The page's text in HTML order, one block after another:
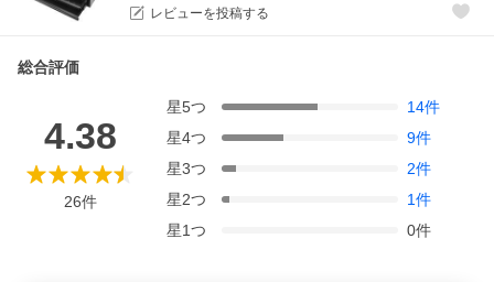
レビューを投稿する
総合評価
4.38
26件
星5つ 14件
星4つ 9件
星3つ 2件
星2つ 1件
星1つ 0件